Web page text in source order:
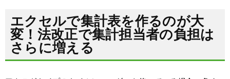
エクセルで集計表を作るのが大
変！法改正で集計担当者の負担は
さらに増える